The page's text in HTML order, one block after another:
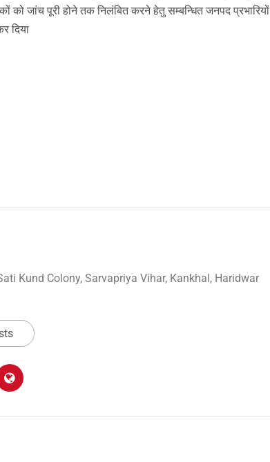
को जांच पूरी होने तक निलंबित करने हेतु सम्बन्धित जनपद प्रभारियों
दिया
Kund Colony, Sarvapriya Vihar, Kankhal, Haridwar